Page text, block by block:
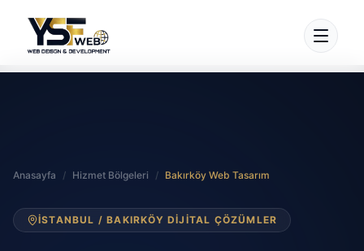
Anasayfa / Hizmet Bölgeleri / Bakırköy Web Tasarım
İSTANBUL / BAKIRKÖY DIJITAL ÇÖZÜMLER